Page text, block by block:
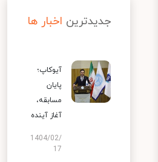
جدیدترین اخبار ها
آیوکاپ؛
پایان
مسابقه،
آغاز آینده
1404/02/
17